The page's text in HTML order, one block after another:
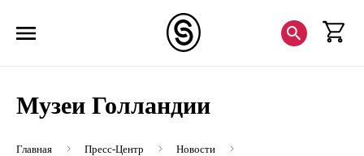
Музеи Голландии
Главная Пресс-Центр
Новости